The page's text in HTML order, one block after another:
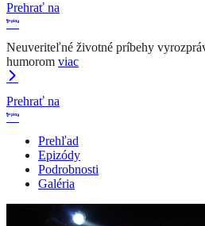
Prehrať na
Neuveriteľné životné príbehy
humorom viac
Prehrať na
Prehľad
Epizódy
Podrobnosti
Galéria